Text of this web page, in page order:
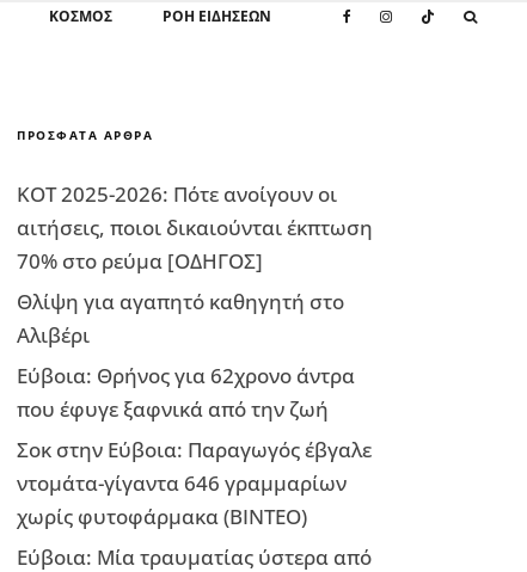
ΚΌΣΜΟΣ ΡΟΗ ΕΙΔΗΣΕΩΝ
ΠΡΌΣΦΑΤΑ ΆΡΘΡΑ
ΚΟΤ 2025-2026: Πότε ανοίγουν οι
αιτήσεις, ποιοι δικαιούνται έκπτωση
70% στο ρεύμα [ΟΔΗΓΟΣ]
Θλίψη για αγαπητό καθηγητή στο
Αλιβέρι
Εύβοια: Θρήνος για 62χρονο άντρα
που έφυγε ξαφνικά από την ζωή
Σοκ στην Εύβοια: Παραγωγός έβγαλε
ντομάτα-γίγαντα 646 γραμμαρίων
χωρίς φυτοφάρμακα (ΒΙΝΤΕΟ)
Εύβοια: Μία τραυματίας ύστερα από